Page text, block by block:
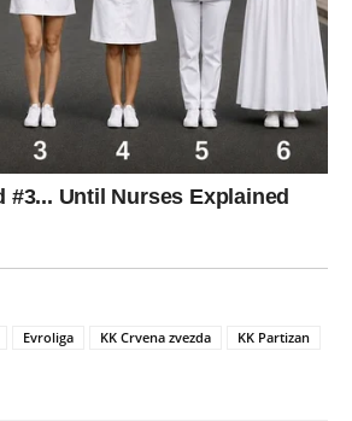
Evroliga KK Crvena zvezda
KK Partizan